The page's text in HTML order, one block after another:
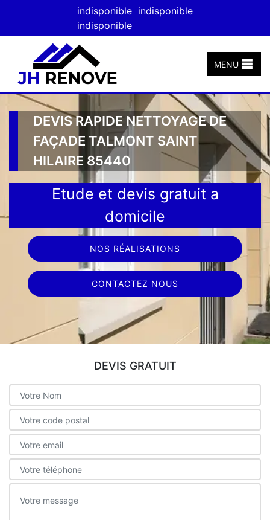
indisponible indisponible
indisponible
MENU
DEVIS RAPIDE NETTOYAGE DE
FAÇADE TALMONT SAINT
HILAIRE 85440
Etude et devis gratuit a
domicile
NOS RÉALISATIONS
CONTACTEZ NOUS
DEVIS GRATUIT